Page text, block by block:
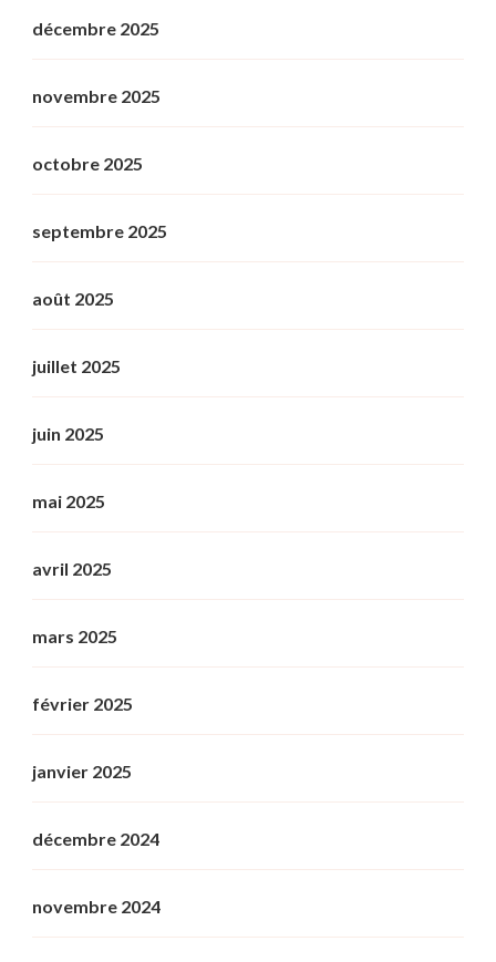
décembre 2025
novembre 2025
octobre 2025
septembre 2025
août 2025
juillet 2025
juin 2025
mai 2025
avril 2025
mars 2025
février 2025
janvier 2025
décembre 2024
novembre 2024